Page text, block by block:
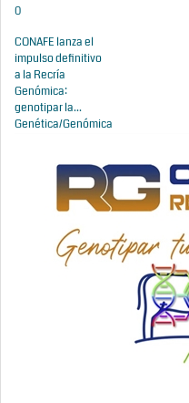
0
CONAFE lanza el
impulso definitivo
a la Recría
Genómica:
genotipar la...
Genética/Genómica